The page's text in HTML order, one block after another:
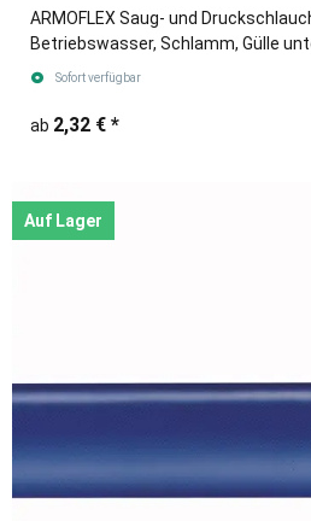
ARMOFLEX Saug- und
Betriebswasser, Schlamm, Gülle
Einsatzbedingungen.
Sofort verfügbar
ab 2,32 € *
Auf Lager